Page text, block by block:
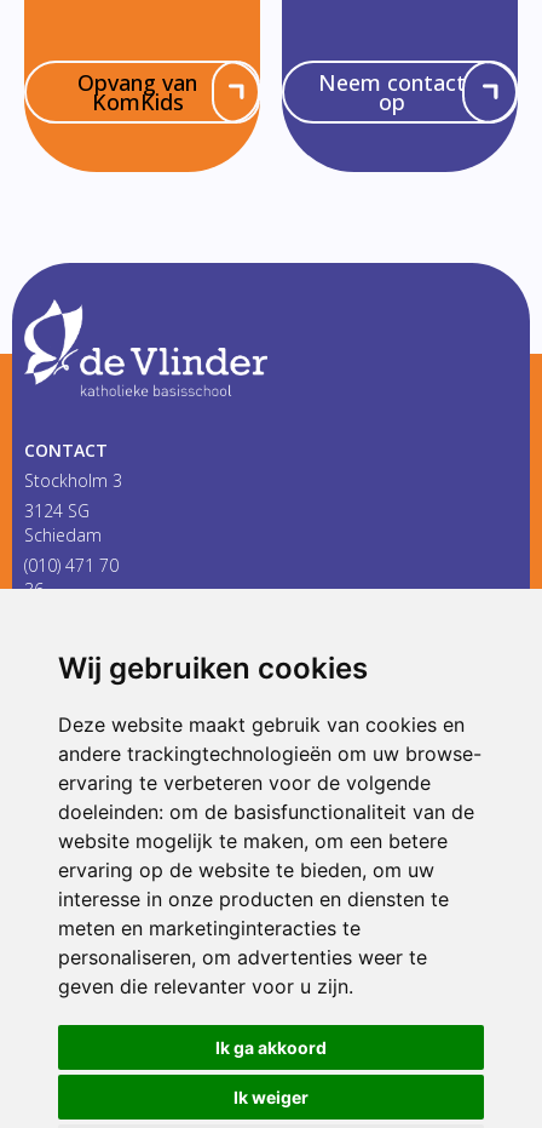
Wij gebruiken cookies
Deze website maakt gebruik van cookies en
andere trackingtechnologieën om uw browse-
ervaring te verbeteren voor de volgende
doeleinden: om de basisfunctionaliteit van de
website mogelijk te maken, om een betere
ervaring op de website te bieden, om uw
interesse in onze producten en diensten te
meten en marketinginteracties te
personaliseren, om advertenties weer te
geven die relevanter voor u zijn.
Ik ga akkoord
Ik weiger
Opvang van
KomKids
Neem contact
op
CONTACT
Stockholm 3
3124 SG
Schiedam
(010) 471 70
36
ONDERDEEL VAN
© 2026 De Vlinder | Alle rechten voorbehouden
Privacy policy|Disclaimer| Klachtenregeling|RSIN en Anbi
voorkeuren
Crealisatie The MindOffice